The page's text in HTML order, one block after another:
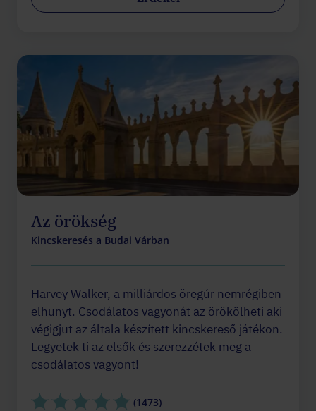
Az örökség
Kincskeresés a Budai Várban
Harvey Walker, a milliárdos öregúr nemrégiben
elhunyt. Csodálatos vagyonát az örökölheti aki
végigjut az általa készített kincskereső játékon.
Legyetek ti az elsők és szerezzétek meg a
csodálatos vagyont!
(1473)